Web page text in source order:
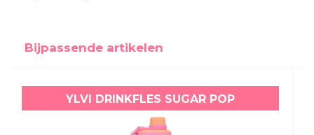
Bijpassende artikelen
YLVI DRINKFLES SUGAR POP